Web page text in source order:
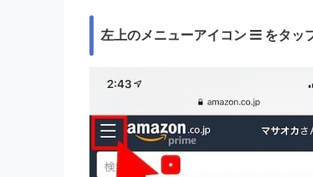
左上のメニューアイコン をタッ